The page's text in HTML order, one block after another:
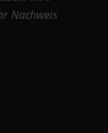
Nachweis